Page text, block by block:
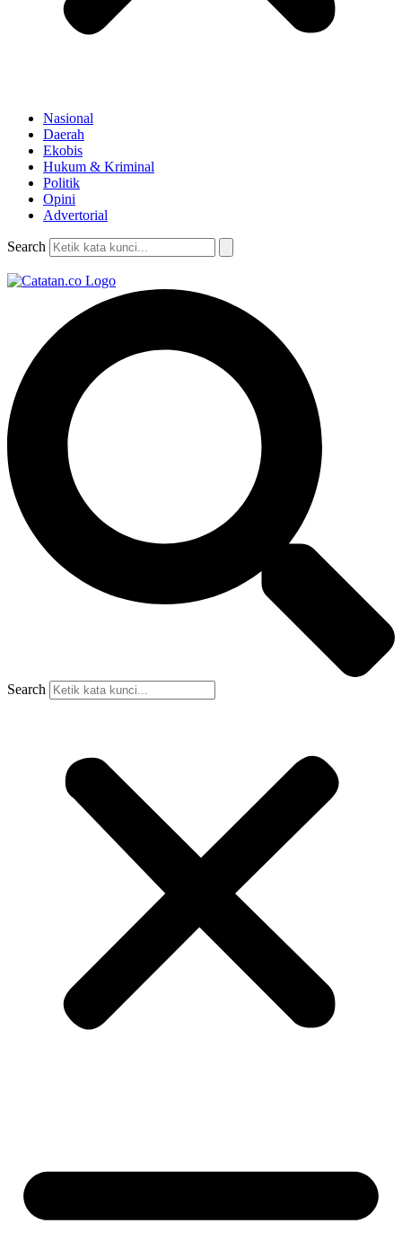
Nasional
Daerah
Ekobis
Hukum & Kriminal
Politik
Opini
Advertorial
Search
Search